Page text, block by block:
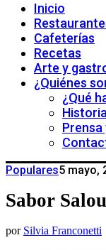
Inicio
Cafeterías
Recetas
Arte y
¿Quiénes
¿Qué
Prensa
Populares5 mayo,
Sabor
por Silvia Franconetti